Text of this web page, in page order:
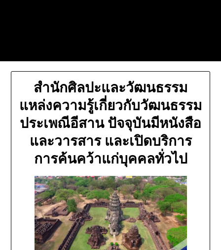
สำนักศิลปะและวัฒนธรรม
แหล่งความรู้เกี่ยวกับวัฒนธรรม
ประเพณีอีสาน ปัจจุบันมีหนังสือ
และวารสาร และเปิดบริการ
การค้นคว้าแก่บุคคลทั่วไป